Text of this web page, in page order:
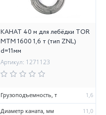
КАНАТ 40 м для лебёдки TOR
МТМ 1600 1,6 т (тип ZNL)
d=11мм
Артикул: 1271123
Грузоподъемность, т 1,6
Диаметр каната, мм 11,0